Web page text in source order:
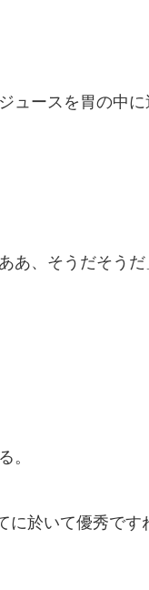
ュースを胃の中
あ、そうだそう
。
に於いて優秀です